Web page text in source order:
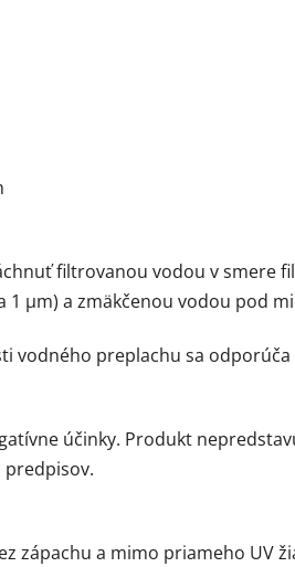
filtrovanou vodou v smere
µm) a zmäkčenou vodou pod
vodného preplachu sa
účinky. Produkt
zápachu a mimo priameho UV